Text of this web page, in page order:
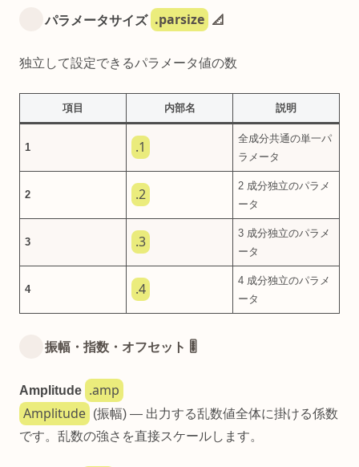
パラメータサイズ .parsize 📐
独立して設定できるパラメータ値の数
項目 内部名 説明
1 .1
全成分共通の単一パ
ラメータ
2 .2
2 成分独立のパラメ
ータ
3 .3
3 成分独立のパラメ
ータ
4 .4
4 成分独立のパラメ
ータ
振幅・指数・オフセット 🎚️
Amplitude .amp
Amplitude
(振幅) — 出力する乱数値全体に掛ける係数
です。乱数の強さを直接スケールします。